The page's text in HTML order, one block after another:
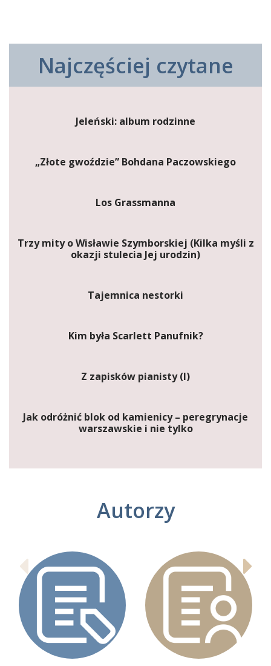
Najczęściej czytane
Jeleński: album rodzinne
„Złote gwoździe” Bohdana Paczowskiego
Los Grassmanna
Trzy mity o Wisławie Szymborskiej (Kilka myśli z
okazji stulecia Jej urodzin)
Tajemnica nestorki
Kim była Scarlett Panufnik?
Z zapisków pianisty (I)
Jak odróżnić blok od kamienicy – peregrynacje
warszawskie i nie tylko
Autorzy